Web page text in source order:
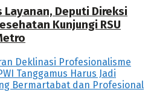
Deputi Direksi
Kunjungi RSU